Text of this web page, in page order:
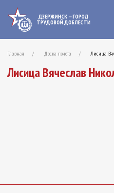
ДЗЕРЖИНСК — ГОРОД
ТРУДОВОЙ ДОБЛЕСТИ
Главная Доска почёта Лисица
Лисица Вячеслав